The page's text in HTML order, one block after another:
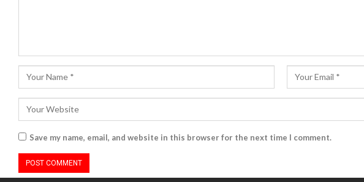
Save my name, email, and website in this browser for the next time I comment.